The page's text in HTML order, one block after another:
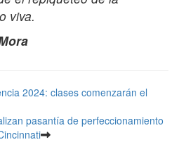
viva.
2024: clases comenzarán el
pasantía de perfeccionamiento